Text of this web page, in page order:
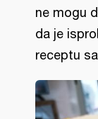
ne mogu
da je
receptu